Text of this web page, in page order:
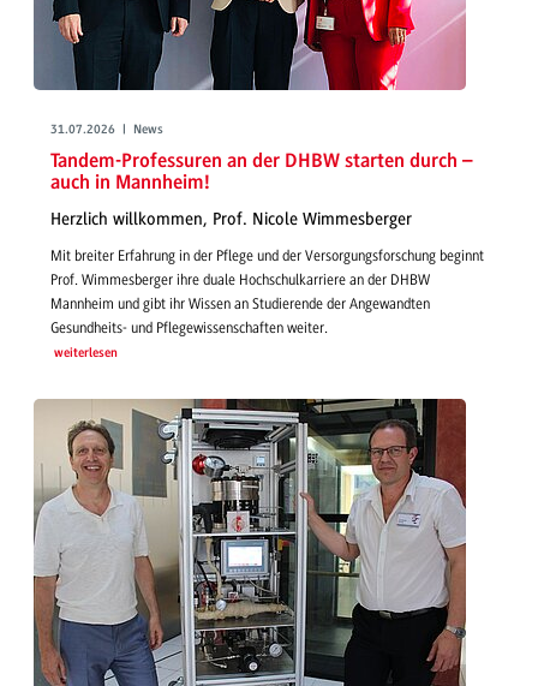
31.07.2026 | News
Tandem-Professuren an der DHBW starten durch –
auch in Mannheim!
Herzlich willkommen, Prof. Nicole Wimmesberger
Mit breiter Erfahrung in der Pflege und der Versorgungsforschung beginnt
Prof. Wimmesberger ihre duale Hochschulkarriere an der DHBW
Mannheim und gibt ihr Wissen an Studierende der Angewandten
Gesundheits- und Pflegewissenschaften weiter.
weiterlesen